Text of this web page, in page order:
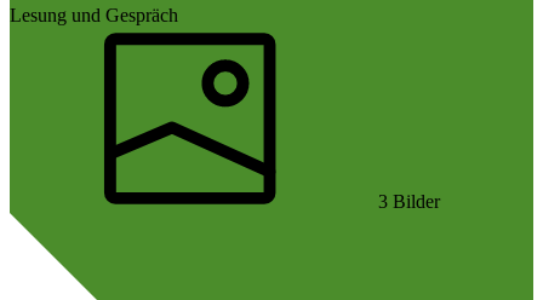
Lesung und Gespräch
3 Bilder